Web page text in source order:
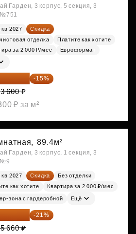
Гарден, 3 корпус, 5 секция, 3
кв 2027
Скидка
отделка
Платите как хотите
за 2 000 ₽/мес
Евроформат
560 ₽ -15%
600 ₽
₽ за м²
89.4м²
Гарден, 3 корпус, 1 секция, 3
№9
кв 2027 Скидка
Без отделки
как хотите
Квартира за 2 000 ₽/мес
зона с гардеробной Ещё
971 ₽ -21%
660 ₽